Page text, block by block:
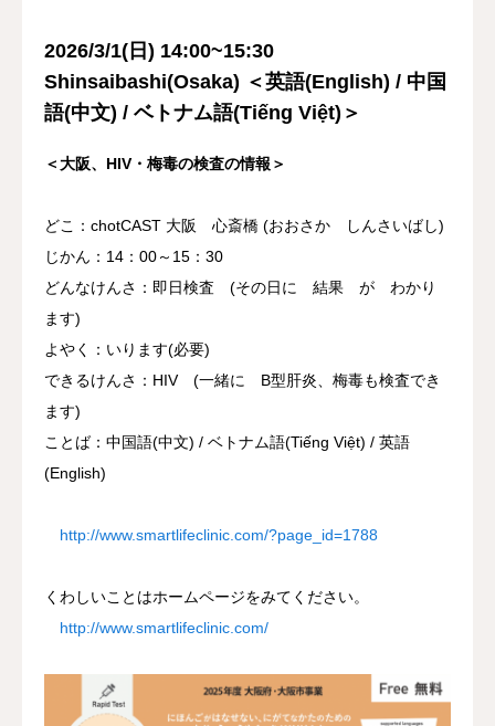
2026/3/1(日) 14:00~15:30
Shinsaibashi(Osaka) ＜英語(English) / 中国
語(中文) / ベトナム語(Tiếng Việt)＞
＜大阪、HIV・梅毒の検査の情報＞
どこ：chotCAST 大阪 心斎橋 (おおさか しんさいばし)
じかん：14：00～15：30
どんなけんさ：即日検査 (その日に 結果 が わかり
ます)
よやく：いります(必要)
できるけんさ：HIV (一緒に B型肝炎、梅毒も検査でき
ます)
ことば：中国語(中文) / ベトナム語(Tiếng Việt) / 英語
(English)
http://www.smartlifeclinic.com/?page_id=1788
くわしいことはホームページをみてください。
http://www.smartlifeclinic.com/